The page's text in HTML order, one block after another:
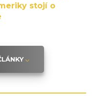
stojí o